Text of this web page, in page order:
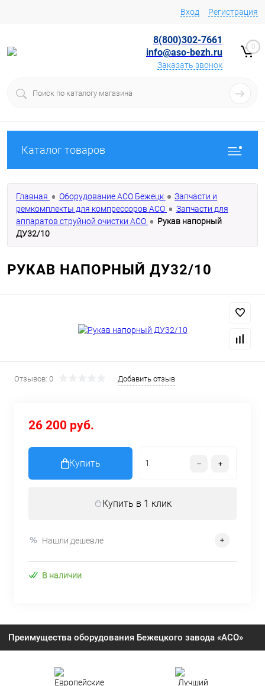
Вход Регистрация
8(800)302-7661
info@aso-bezh.ru
Заказать звонок
0
Каталог товаров
Главная Оборудование АСО Бежецк
Запчасти и
ремкомплекты для компрессоров АСО
Запчасти для
аппаратов струйной очистки АСО
Рукав напорный
ДУ32/10
РУКАВ НАПОРНЫЙ ДУ32/10
Отзывов: 0 Добавить отзыв
26 200 руб.
Купить
Купить в 1 клик
Нашли дешевле
В наличии
Преимущества оборудования Бежецкого завода «АСО»